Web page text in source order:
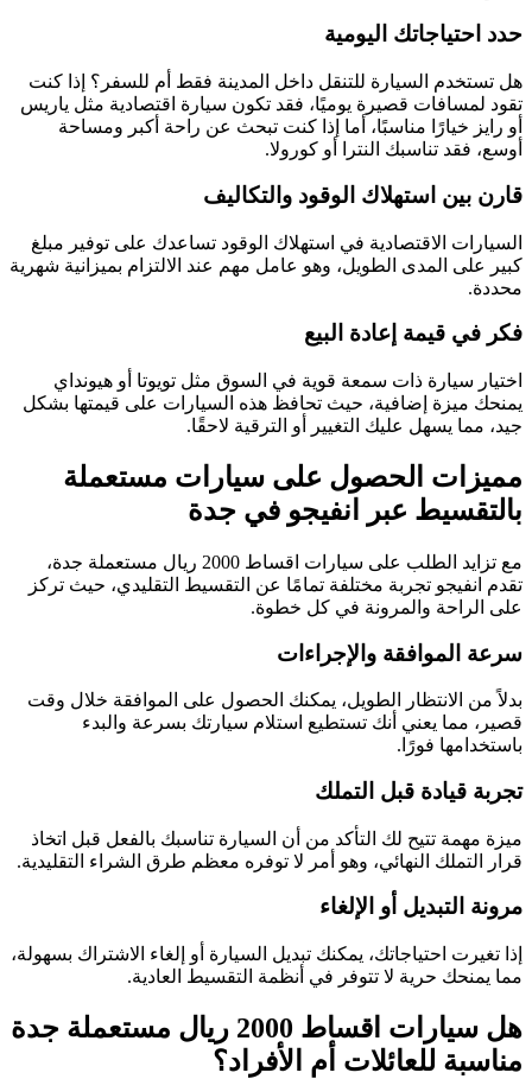
حدد احتياجاتك اليومية
هل تستخدم السيارة للتنقل داخل المدينة فقط أم للسفر؟ إذا كنت
تقود لمسافات قصيرة يوميًا، فقد تكون سيارة اقتصادية مثل ياريس
أو رايز خيارًا مناسبًا، أما إذا كنت تبحث عن راحة أكبر ومساحة
أوسع، فقد تناسبك النترا أو كورولا.
قارن بين استهلاك الوقود والتكاليف
السيارات الاقتصادية في استهلاك الوقود تساعدك على توفير مبلغ
كبير على المدى الطويل، وهو عامل مهم عند الالتزام بميزانية شهرية
محددة.
فكر في قيمة إعادة البيع
اختيار سيارة ذات سمعة قوية في السوق مثل تويوتا أو هيونداي
يمنحك ميزة إضافية، حيث تحافظ هذه السيارات على قيمتها بشكل
جيد، مما يسهل عليك التغيير أو الترقية لاحقًا.
مميزات الحصول على سيارات مستعملة
بالتقسيط عبر انفيجو في جدة
مع تزايد الطلب على سيارات اقساط 2000 ريال مستعملة جدة،
تقدم انفيجو تجربة مختلفة تمامًا عن التقسيط التقليدي، حيث تركز
على الراحة والمرونة في كل خطوة.
سرعة الموافقة والإجراءات
بدلاً من الانتظار الطويل، يمكنك الحصول على الموافقة خلال وقت
قصير، مما يعني أنك تستطيع استلام سيارتك بسرعة والبدء
باستخدامها فورًا.
تجربة قيادة قبل التملك
ميزة مهمة تتيح لك التأكد من أن السيارة تناسبك بالفعل قبل اتخاذ
قرار التملك النهائي، وهو أمر لا توفره معظم طرق الشراء التقليدية.
مرونة التبديل أو الإلغاء
إذا تغيرت احتياجاتك، يمكنك تبديل السيارة أو إلغاء الاشتراك بسهولة،
مما يمنحك حرية لا تتوفر في أنظمة التقسيط العادية.
هل سيارات اقساط 2000 ريال مستعملة جدة
مناسبة للعائلات أم الأفراد؟